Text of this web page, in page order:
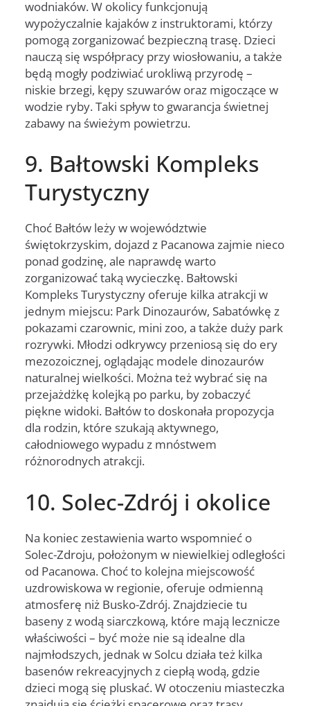
wodniaków. W okolicy funkcjonują
wypożyczalnie kajaków z instruktorami, którzy
pomogą zorganizować bezpieczną trasę. Dzieci
nauczą się współpracy przy wiosłowaniu, a także
będą mogły podziwiać urokliwą przyrodę –
niskie brzegi, kępy szuwarów oraz migoczące w
wodzie ryby. Taki spływ to gwarancja świetnej
zabawy na świeżym powietrzu.
9. Bałtowski Kompleks
Turystyczny
Choć Bałtów leży w województwie
świętokrzyskim, dojazd z Pacanowa zajmie nieco
ponad godzinę, ale naprawdę warto
zorganizować taką wycieczkę. Bałtowski
Kompleks Turystyczny oferuje kilka atrakcji w
jednym miejscu: Park Dinozaurów, Sabatówkę z
pokazami czarownic, mini zoo, a także duży park
rozrywki. Młodzi odkrywcy przeniosą się do ery
mezozoicznej, oglądając modele dinozaurów
naturalnej wielkości. Można też wybrać się na
przejażdżkę kolejką po parku, by zobaczyć
piękne widoki. Bałtów to doskonała propozycja
dla rodzin, które szukają aktywnego,
całodniowego wypadu z mnóstwem
różnorodnych atrakcji.
10. Solec-Zdrój i okolice
Na koniec zestawienia warto wspomnieć o
Solec-Zdroju, położonym w niewielkiej odległości
od Pacanowa. Choć to kolejna miejscowość
uzdrowiskowa w regionie, oferuje odmienną
atmosferę niż Busko-Zdrój. Znajdziecie tu
baseny z wodą siarczkową, które mają lecznicze
właściwości – być może nie są idealne dla
najmłodszych, jednak w Solcu działa też kilka
basenów rekreacyjnych z ciepłą wodą, gdzie
dzieci mogą się pluskać. W otoczeniu miasteczka